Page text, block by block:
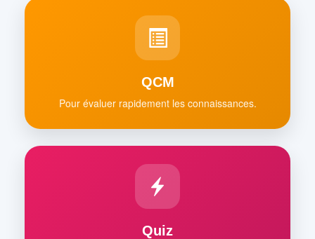
QCM
Pour évaluer rapidement les connaissances.
Quiz